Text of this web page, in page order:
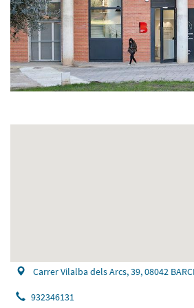
Carrer Vilalba dels Arcs, 39, 08042
932346131